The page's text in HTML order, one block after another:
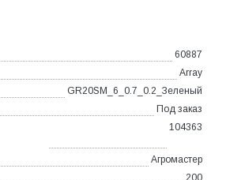
60887
Array
GR20SM_6_0.7_0.2_Зеленый
Под заказ
104363
Агромастер
200